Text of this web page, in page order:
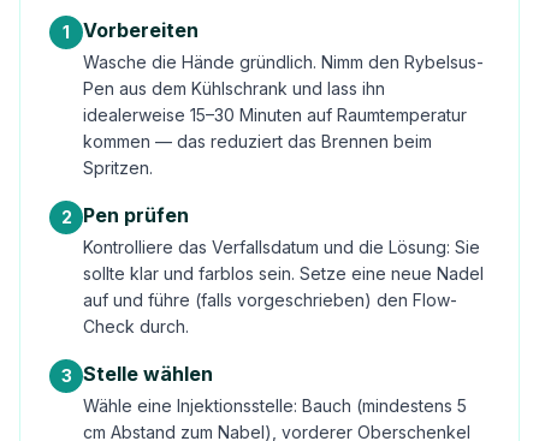
1 Vorbereiten
Wasche die Hände gründlich. Nimm den Rybelsus-
Pen aus dem Kühlschrank und lass ihn
idealerweise 15–30 Minuten auf Raumtemperatur
kommen — das reduziert das Brennen beim
Spritzen.
2 Pen prüfen
Kontrolliere das Verfallsdatum und die Lösung: Sie
sollte klar und farblos sein. Setze eine neue Nadel
auf und führe (falls vorgeschrieben) den Flow-
Check durch.
3 Stelle wählen
Wähle eine Injektionsstelle: Bauch (mindestens 5
cm Abstand zum Nabel), vorderer Oberschenkel